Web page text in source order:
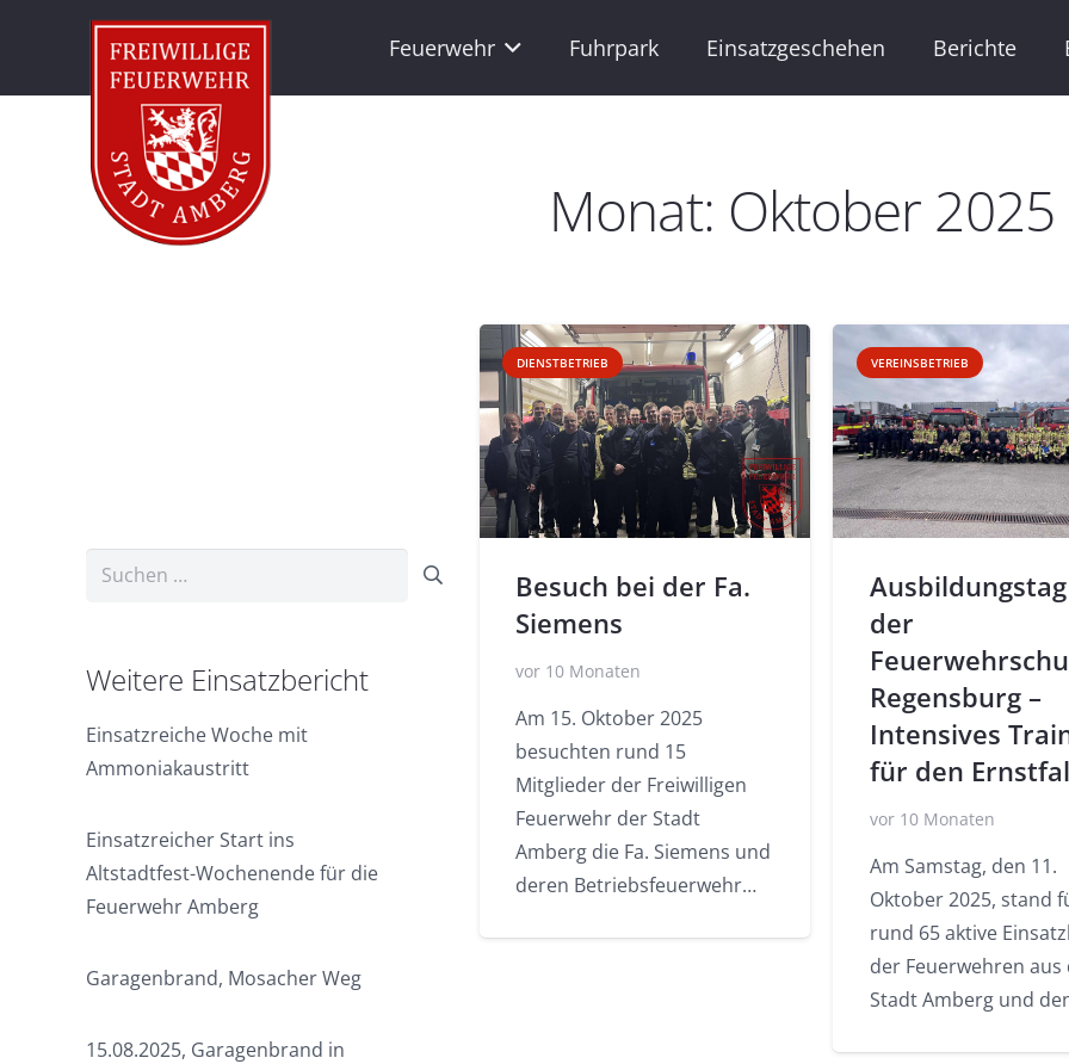
Feuerwehr Fuhrpark Einsatzgeschehen Berichte
Monat: Oktober 2025
DIENSTBETRIEB
Besuch bei der Fa.
Siemens
vor 10 Monaten
Am 15. Oktober 2025
besuchten rund 15
Mitglieder der Freiwilligen
Feuerwehr der Stadt
Amberg die Fa. Siemens und
deren Betriebsfeuerwehr…
VEREINSBETRIEB
der
Regensburg –
Intensives
für den
vor 10 Monaten
Am Samstag, den 11.
Oktober 2025, stand
rund 65 aktive
der Feuerwehren aus
Stadt Amberg und
Suchen
Weitere Einsatzbericht
Einsatzreiche Woche mit
Ammoniakaustritt
Einsatzreicher Start ins
Altstadtfest-Wochenende für die
Feuerwehr Amberg
Garagenbrand, Mosacher Weg
15.08.2025, Garagenbrand in